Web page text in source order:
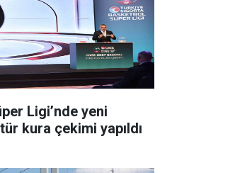
Ligi’nde yeni
kura çekimi yapıldı